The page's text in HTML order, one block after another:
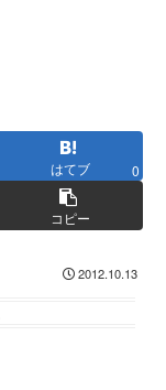
はてブ 0
コピー
2012.10.13